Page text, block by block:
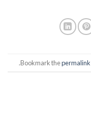
permalink
.